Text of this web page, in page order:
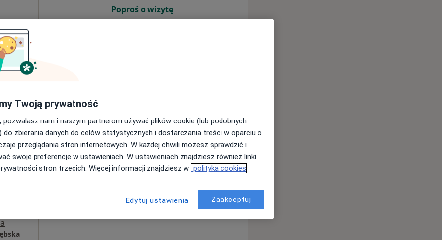
Centrum Medyczne Grupa LUX MED Stara Iwiczna - Nowa 4A
Poproś o wizytę
w obszarach bliskich Twojemu wyszukiwaniu.
Dziś
7 Sie
Jutro
8 Sie
Ndz,
9 Sie
Pon,
10 Sie
Wt,
11 Sie
Umawianie online nie jest dostępne
Twoją prywatność
pozwalasz nam i naszym partnerom używać plików cookie (lub podobnych
do zbierania danych do celów statystycznych i dostarczania treści w oparciu o
przeglądania stron internetowych. W każdej chwili możesz sprawdzić i
swoje preferencje w ustawieniach. W ustawieniach znajdziesz również linki
stron trzecich. Więcej informacji znajdziesz w polityka cookies
Edytuj ustawienia Zaakceptuj